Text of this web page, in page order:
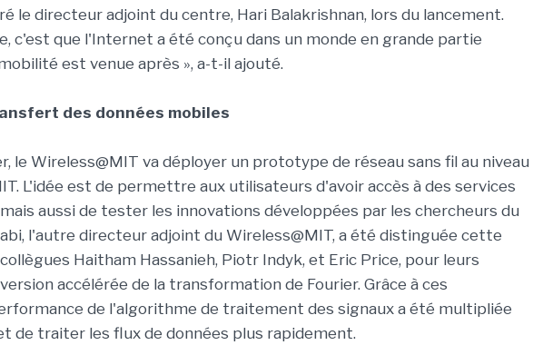
le directeur adjoint du centre, Hari Balakrishnan, lors du lancement.
c'est que l'Internet a été conçu dans un monde en grande partie
est venue après », a-t-il ajouté.
des données mobiles
le Wireless@MIT va déployer un prototype de réseau sans fil au niveau
L'idée est de permettre aux utilisateurs d'avoir accès à des services
aussi de tester les innovations développées par les chercheurs du
l'autre directeur adjoint du Wireless@MIT, a été distinguée cette
Haitham Hassanieh, Piotr Indyk, et Eric Price, pour leurs
accélérée de la transformation de Fourier. Grâce à ces
de l'algorithme de traitement des signaux a été multipliée
de traiter les flux de données plus rapidement.